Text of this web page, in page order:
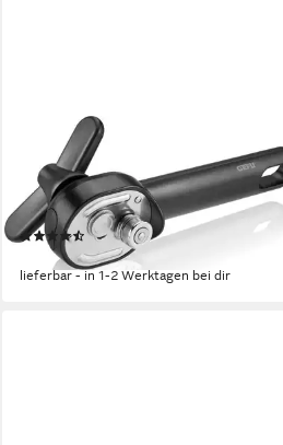
Dosenöffner ONTOP,
Metall/Kunststoff, Dosendeckel
wieder aufsetzbar
(6)
22,95 €
lieferbar - in 1-2 Werktagen bei dir